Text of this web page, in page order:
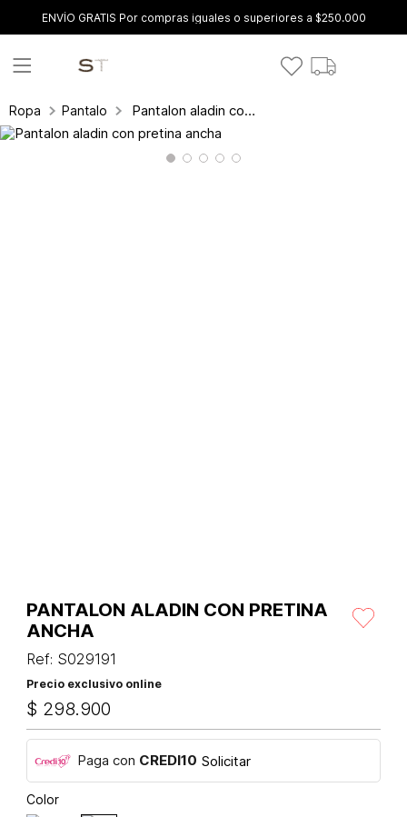
ENVÍO GRATIS Por compras iguales o superiores a $250.000
Ropa Pantalones y leggings Pantalon aladin con pretina ancha
PANTALON ALADIN CON PRETINA
ANCHA
Ref: S029191
Precio exclusivo online
$ 298.900
Paga con CREDI10 Solicitar
Color